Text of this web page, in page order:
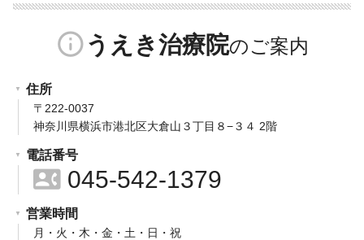
info_outlineうえき治療院
住所
〒222-0037
神奈川県横浜市港北区大倉山３丁目８−３４ 2階
電話番号
contact_phone 045-542-1379
営業時間
月・火・木・金・土・日・祝